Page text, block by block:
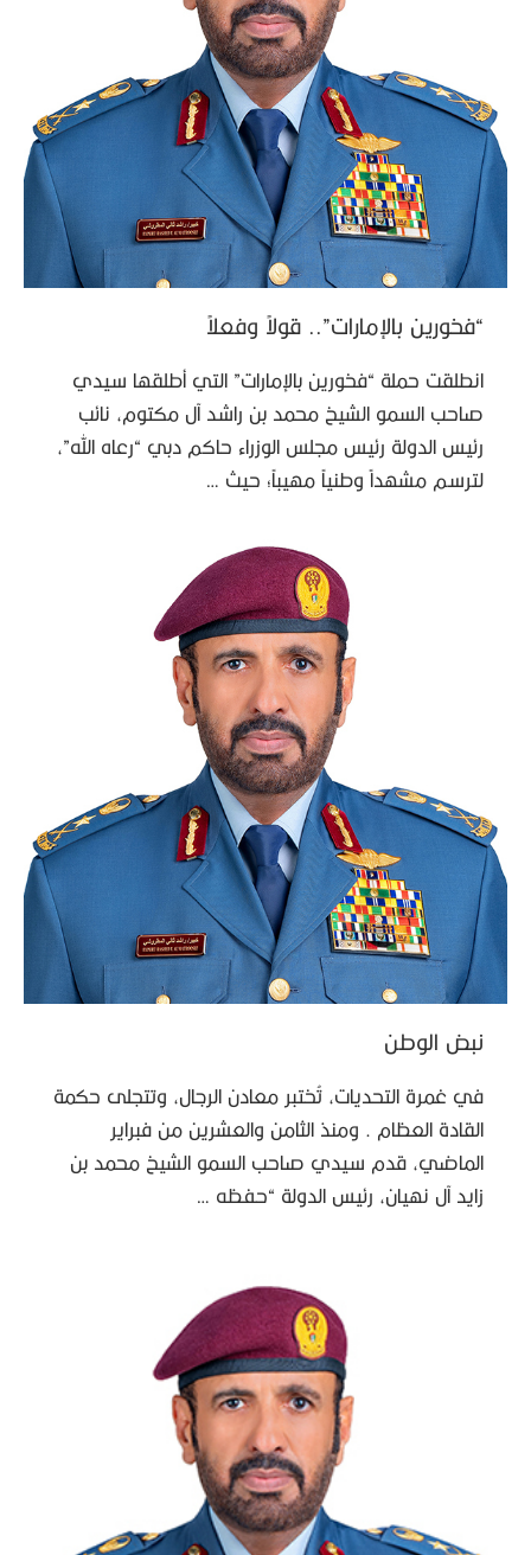
“فخورين بالإمارات”.. قولاً وفعلاً
انطلقت حملة “فخورين بالإمارات” التي أطلقها سيدي
صاحب السمو الشيخ محمد بن راشد آل مكتوم، نائب
رئيس الدولة رئيس مجلس الوزراء حاكم دبي “رعاه الله”،
لترسم مشهداً وطنياً مهيباً؛ حيث …
نبض الوطن
في غمرة التحديات، تُختبر معادن الرجال، وتتجلى حكمة
القادة العظام . ومنذ الثامن والعشرين من فبراير
الماضي، قدم سيدي صاحب السمو الشيخ محمد بن
زايد آل نهيان، رئيس الدولة “حفظه …